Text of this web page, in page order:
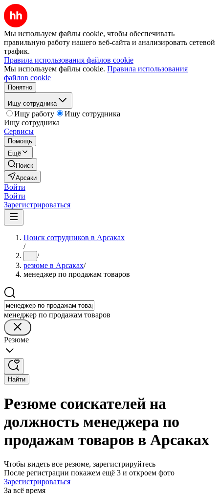
Мы используем файлы cookie, чтобы обеспечивать
правильную работу нашего веб-сайта и анализировать сетевой
трафик.
Правила использования файлов cookie
Мы используем файлы cookie. Правила использования
файлов cookie
Понятно
Ищу сотрудника
Ищу работу
Ищу сотрудника
Ищу сотрудника
Сервисы
Помощь
Ещё
Поиск
Арсаки
Войти
Войти
Зарегистрироваться
Поиск сотрудников в Арсаках
/
... /
резюме в Арсаках/
менеджер по продажам товаров
менеджер по продажам товаров
Резюме
Найти
Резюме соискателей на
должность менеджера по
продажам товаров в Арсаках
Чтобы видеть все резюме, зарегистрируйтесь
После регистрации покажем ещё 3 и откроем фото
Зарегистрироваться
За всё время